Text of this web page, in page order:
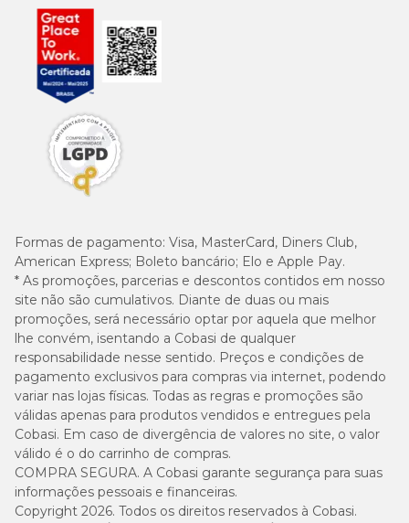
Formas de pagamento: Visa, MasterCard, Diners Club,
American Express; Boleto bancário; Elo e Apple Pay.
* As promoções, parcerias e descontos contidos em nosso
site não são cumulativos. Diante de duas ou mais
promoções, será necessário optar por aquela que melhor
lhe convém, isentando a Cobasi de qualquer
responsabilidade nesse sentido. Preços e condições de
pagamento exclusivos para compras via internet, podendo
variar nas lojas físicas. Todas as regras e promoções são
válidas apenas para produtos vendidos e entregues pela
Cobasi. Em caso de divergência de valores no site, o valor
válido é o do carrinho de compras.
COMPRA SEGURA. A Cobasi garante segurança para suas
informações pessoais e financeiras.
Copyright 2026. Todos os direitos reservados à Cobasi.